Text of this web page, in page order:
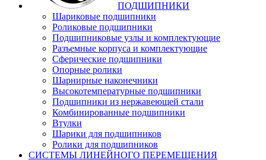
ПОДШИПНИКИ
Шариковые подшипники
Роликовые подшипники
Подшипниковые узлы и комплектующие
Разъемные корпуса и комплектующие
Сферические подшипники
Опорные ролики
Шарнирные наконечники
Высокотемпературные подшипники
Подшипники из нержавеющей стали
Комбинированные подшипники
Втулки
Шарики для подшипников
Ролики для подшипников
СИСТЕМЫ ЛИНЕЙНОГО ПЕРЕМЕЩЕНИЯ